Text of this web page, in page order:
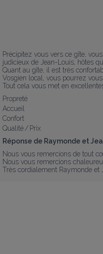
Précipitez vous vers ce gîte,
judicieux de Jean-Louis, hôtes
Quant au gîte, il est très
Vosgien local, vous pourrez
Tout cela vous met en
Propreté
Accueil
Confort
Qualité / Prix
Réponse de Raymonde et
Nous vous remercions de tout
Nous vous remercions
Très cordialement Raymonde et